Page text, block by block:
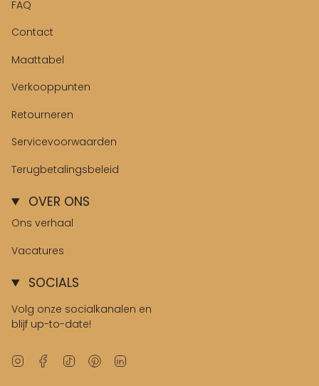
FAQ
Contact
Maattabel
Verkooppunten
Retourneren
Servicevoorwaarden
Terugbetalingsbeleid
OVER ONS
Ons verhaal
Vacatures
SOCIALS
Volg onze socialkanalen en
blijf up-to-date!
InstagramFacebook
TikTok Pinterest